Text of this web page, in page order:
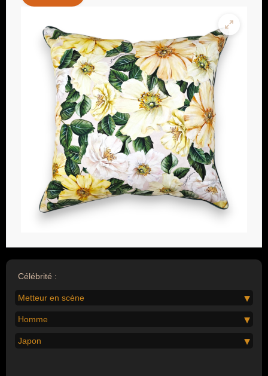
Célébrité :
Metteur en scène
Homme
Japon